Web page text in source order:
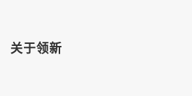
关于领新